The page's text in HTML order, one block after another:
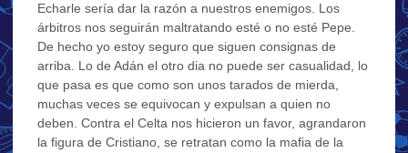
Echarle sería dar la razón a nuestros enemigos. Los
árbitros nos seguirán maltratando esté o no esté Pepe.
De hecho yo estoy seguro que siguen consignas de
arriba. Lo de Adán el otro dia no puede ser casualidad, lo
que pasa es que como son unos tarados de mierda,
muchas veces se equivocan y expulsan a quien no
deben. Contra el Celta nos hicieron un favor, agrandaron
la figura de Cristiano, se retratan como la mafia de la